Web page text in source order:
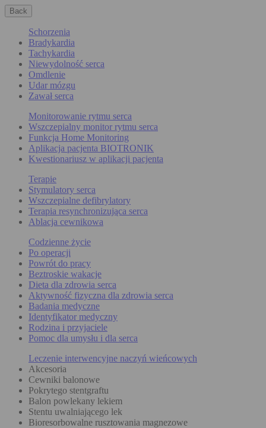
Back
Schorzenia
Bradykardia
Tachykardia
Niewydolność serca
Omdlenie
Udar mózgu
Zawał serca
Monitorowanie rytmu serca
Wszczepialny monitor rytmu serca
Funkcja Home Monitoring
Aplikacja pacjenta BIOTRONIK
Kwestionariusz w aplikacji pacjenta
Terapie
Stymulatory serca
Wszczepialne defibrylatory
Terapia resynchronizująca serca
Ablacja cewnikowa
Codzienne życie
Po operacji
Powrót do pracy
Beztroskie wakacje
Dieta dla zdrowia serca
Aktywność fizyczna dla zdrowia serca
Badania medyczne
Identyfikator medyczny
Rodzina i przyjaciele
Pomoc dla umysłu i dla serca
Leczenie interwencyjne naczyń wieńcowych
Akcesoria
Cewniki balonowe
Pokrytego stentgraftu
Balon powlekany lekiem
Stentu uwalniającego lek
Bioresorbowalne rusztowania magnezowe